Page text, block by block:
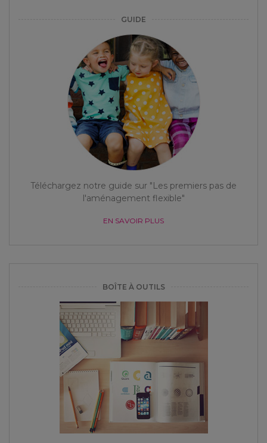
GUIDE
Téléchargez notre guide sur "Les premiers pas de
l'aménagement flexible"
EN SAVOIR PLUS
BOÎTE À OUTILS